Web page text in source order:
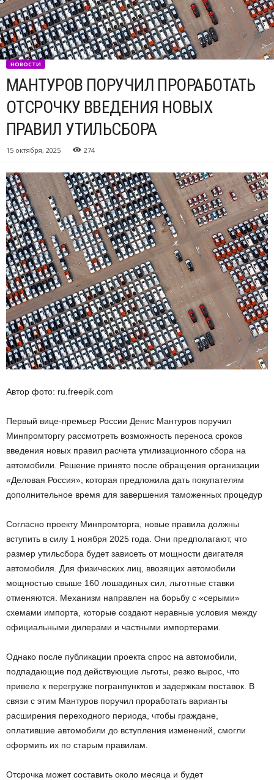
НОВОСТИ
МАНТУРОВ ПОРУЧИЛ ПРОРАБОТАТЬ
ОТСРОЧКУ ВВЕДЕНИЯ НОВЫХ
ПРАВИЛ УТИЛЬСБОРА
15 октября, 2025 274
Автор фото: ru.freepik.com
Первый вице-премьер России Денис Мантуров поручил
Минпромторгу рассмотреть возможность переноса сроков
введения новых правил расчета утилизационного сбора на
автомобили. Решение принято после обращения организации
«Деловая Россия», которая предложила дать покупателям
дополнительное время для завершения таможенных процедур
Согласно проекту Минпромторга, новые правила должны
вступить в силу 1 ноября 2025 года. Они предполагают, что
размер утильсбора будет зависеть от мощности двигателя
автомобиля. Для физических лиц, ввозящих автомобили
мощностью свыше 160 лошадиных сил, льготные ставки
отменяются. Механизм направлен на борьбу с «серыми»
схемами импорта, которые создают неравные условия между
официальными дилерами и частными импортерами.
Однако после публикации проекта спрос на автомобили,
подпадающие под действующие льготы, резко вырос, что
привело к перегрузке погранпунктов и задержкам поставок. В
связи с этим Мантуров поручил проработать варианты
расширения переходного периода, чтобы граждане,
оплатившие автомобили до вступления изменений, смогли
оформить их по старым правилам.
Отсрочка может составить около месяца и будет